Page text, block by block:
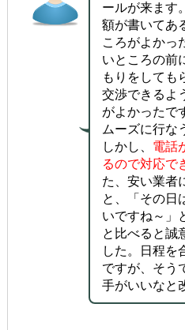
ールが来ます
額が書いてあ
ころがよかっ
いところの前
もりをしても
交渉できるよ
がよかったで
ムーズに行な
しかし、 電話
るので対応で
た、安い業者
と、「その日
いですね～」
と比べると誠
した。日程を
ですが、そう
手がいいなと